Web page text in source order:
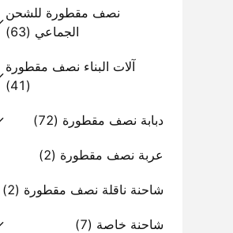
نصف مقطورة للشحن
الجماعي (63)
آلات البناء نصف مقطورة
(41)
دبابة نصف مقطورة (72)
عربة نصف مقطورة (2)
شاحنة ناقلة نصف مقطورة (2)
شاحنة خاصة (7)